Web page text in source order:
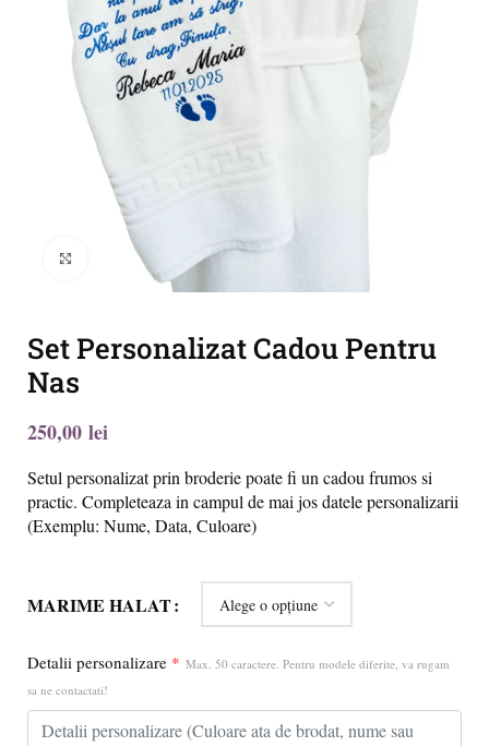
Click to enlarge
Set Personalizat Cadou Pentru
Nas
lei
Setul personalizat prin broderie poate fi un cadou frumos si
practic. Completeaza in campul de mai jos datele personalizarii
(Exemplu: Nume, Data, Culoare)
MARIME HALAT
Detalii personalizare * Max. 50 caractere. Pentru modele diferite, va rugam
sa ne contactati!